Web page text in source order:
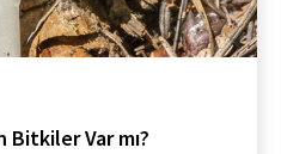
Var mı?